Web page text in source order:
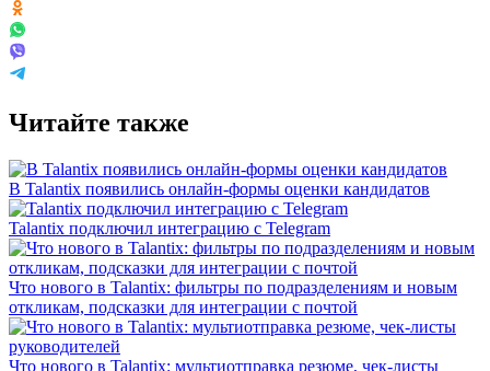
Читайте также
В Talantix появились онлайн-формы оценки кандидатов
Talantix подключил интеграцию с Telegram
Что нового в Talantix: фильтры по подразделениям и новым
откликам, подсказки для интеграции с почтой
Что нового в Talantix: мультиотправка резюме, чек-листы